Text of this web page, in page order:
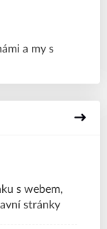
a my s
s webem,
stránky